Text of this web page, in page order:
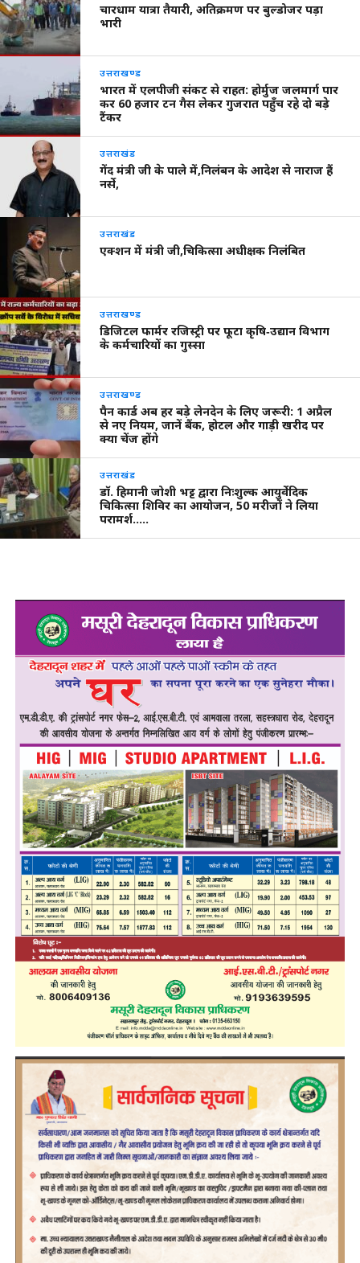
चारधाम यात्रा तैयारी, अतिक्रमण पर बुल्डोजर पड़ा
भारी
उत्तराखण्ड
भारत में एलपीजी संकट से राहत: होर्मुज जलमार्ग पार
कर 60 हजार टन गैस लेकर गुजरात पहुँच रहे दो बड़े
टैंकर
उत्तराखंड
गेंद मंत्री जी के पाले में,निलंबन के आदेश से नाराज हैं
नर्से,
उत्तराखंड
एक्शन में मंत्री जी,चिकित्सा अधीक्षक निलंबित
उत्तराखण्ड
डिजिटल फार्मर रजिस्ट्री पर फूटा कृषि‑उद्यान विभाग
के कर्मचारियों का गुस्सा
उत्तराखण्ड
पैन कार्ड अब हर बड़े लेनदेन के लिए जरूरी: 1 अप्रैल
से नए नियम, जानें बैंक, होटल और गाड़ी खरीद पर
क्या चेंज होंगे
उत्तराखंड
डॉ. हिमानी जोशी भट्ट द्वारा निःशुल्क आयुर्वेदिक
चिकित्सा शिविर का आयोजन, 50 मरीजों ने लिया
परामर्श…..